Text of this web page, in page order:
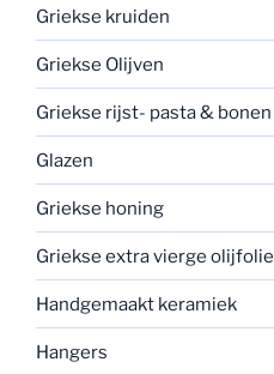
Griekse kruiden
Griekse Olijven
Griekse rijst- pasta & bonen
Glazen
Griekse honing
Griekse extra vierge olijfolie
Handgemaakt keramiek
Hangers